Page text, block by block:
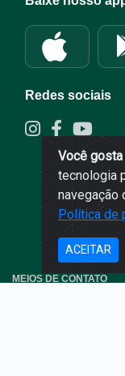
Redes sociais
MEIOS DE CONTATO
Você
tecnologia
navegação
Política de
ACEITAR